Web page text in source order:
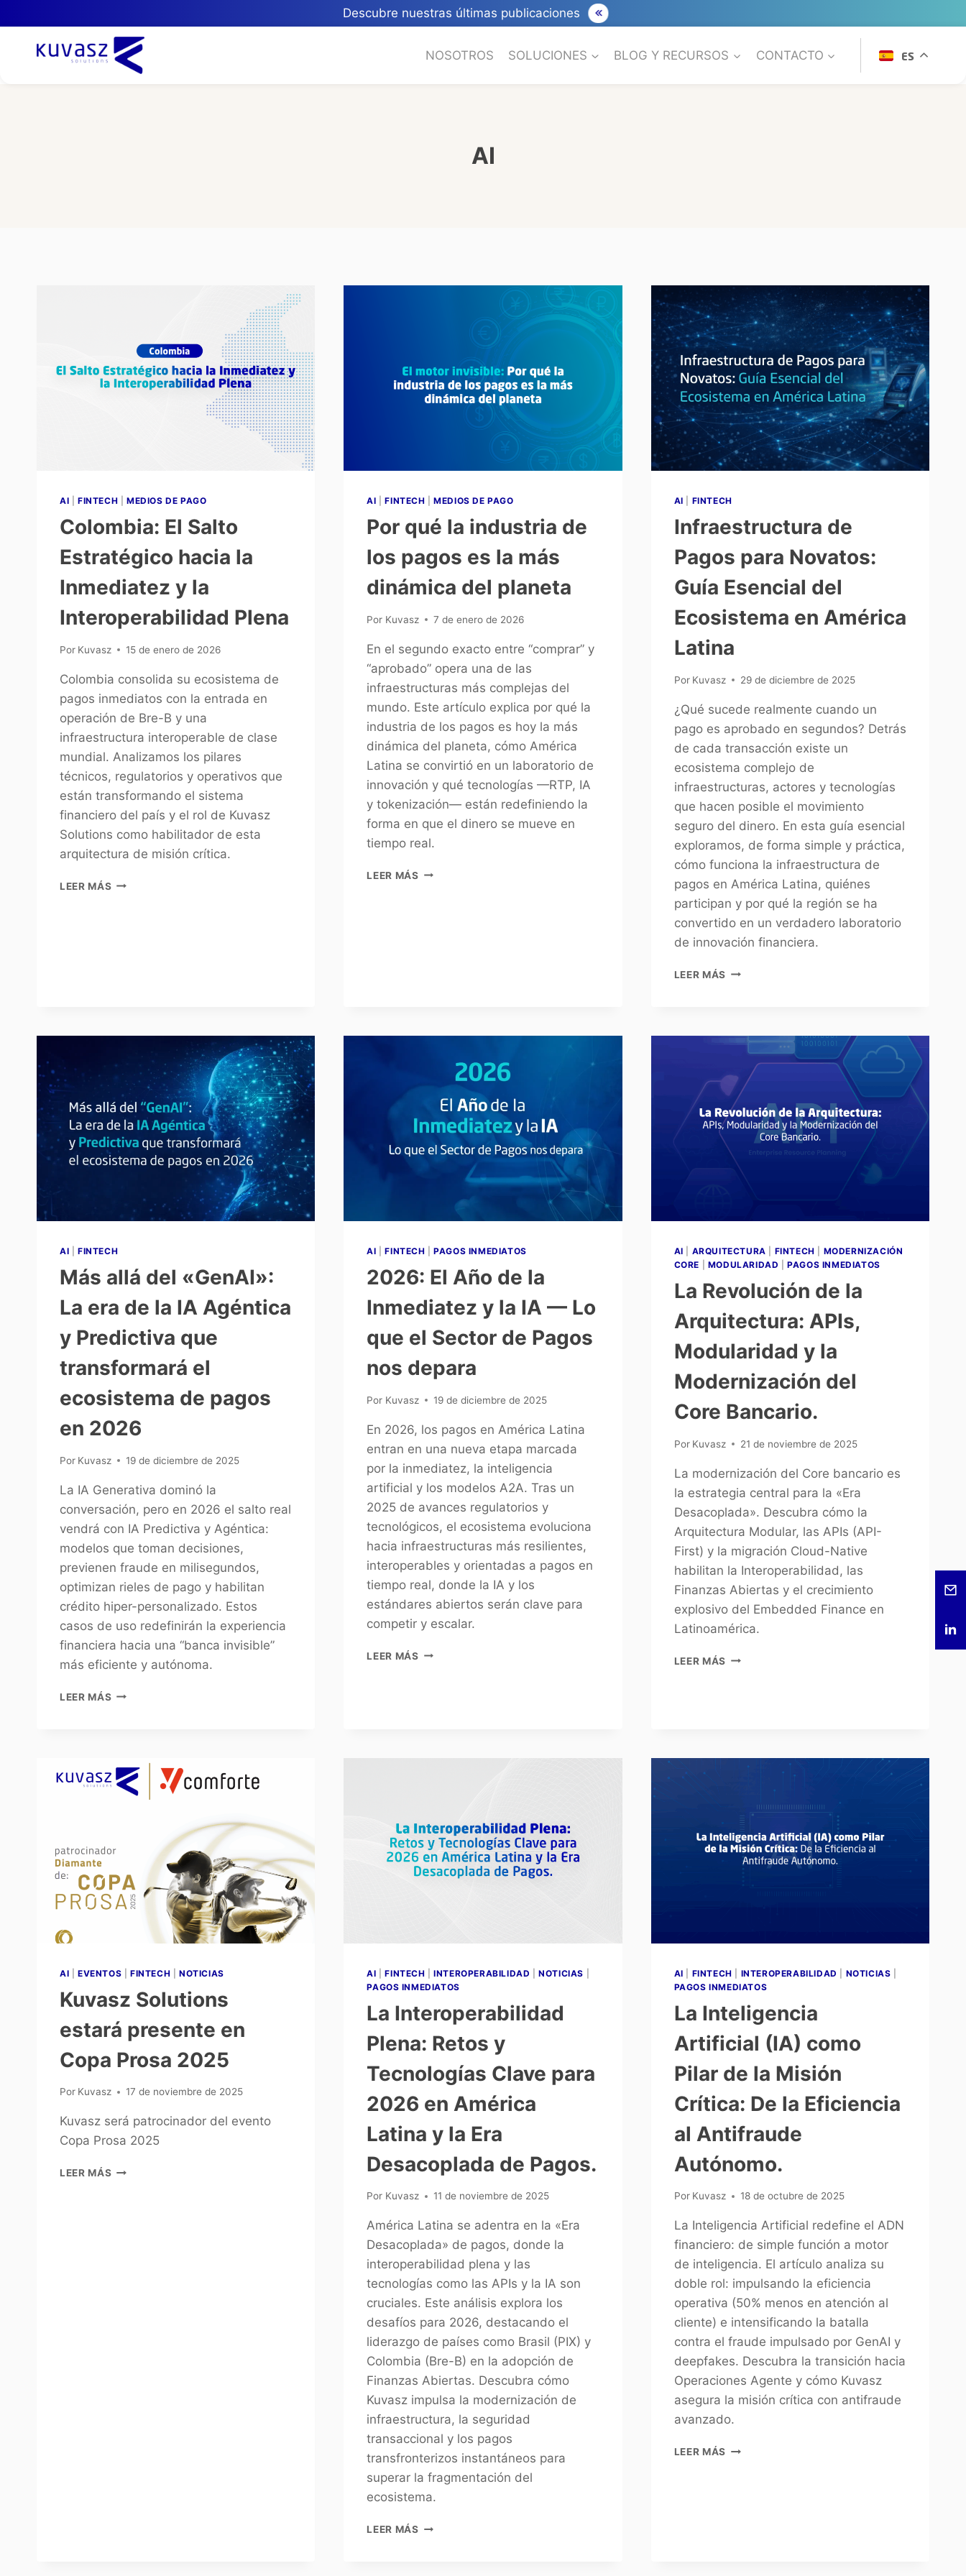
Descubre nuestras últimas publicaciones
NOSOTROS SOLUCIONES BLOG Y RECURSOS CONTACTO ES
AI
AI FINTECH MEDIOS DE PAGO
Colombia: El Salto
Estratégico hacia la
Inmediatez y la
Interoperabilidad Plena
Por Kuvasz 15 de enero de 2026
Colombia consolida su ecosistema de
pagos inmediatos con la entrada en
operación de Bre-B y una
infraestructura interoperable de clase
mundial. Analizamos los pilares
técnicos, regulatorios y operativos que
están transformando el sistema
financiero del país y el rol de Kuvasz
Solutions como habilitador de esta
arquitectura de misión crítica.
LEER MÁS
AI |FINTECH |MEDIOS DE PAGO
Por qué la industria de
los pagos es la más
dinámica del planeta
Por Kuvasz 7 de enero de 2026
En el segundo exacto entre “comprar” y
“aprobado” opera una de las
infraestructuras más complejas del
mundo. Este artículo explica por qué la
industria de los pagos es hoy la más
dinámica del planeta, cómo América
Latina se convirtió en un laboratorio de
innovación y qué tecnologías —RTP, IA
y tokenización— están redefiniendo la
forma en que el dinero se mueve en
tiempo real.
LEER MÁS
AI FINTECH
Infraestructura de
Pagos para Novatos:
Guía Esencial del
Ecosistema en América
Latina
Por Kuvasz 29 de diciembre de 2025
¿Qué sucede realmente cuando un
pago es aprobado en segundos? Detrás
de cada transacción existe un
ecosistema complejo de
infraestructuras, actores y tecnologías
que hacen posible el movimiento
seguro del dinero. En esta guía esencial
exploramos, de forma simple y práctica,
cómo funciona la infraestructura de
pagos en América Latina, quiénes
participan y por qué la región se ha
convertido en un verdadero laboratorio
de innovación financiera.
LEER MÁS
AI FINTECH
Más allá del «GenAI»:
La era de la IA Agéntica
y Predictiva que
transformará el
ecosistema de pagos
en 2026
Por Kuvasz 19 de diciembre de 2025
La IA Generativa dominó la
conversación, pero en 2026 el salto real
vendrá con IA Predictiva y Agéntica:
modelos que toman decisiones,
previenen fraude en milisegundos,
optimizan rieles de pago y habilitan
crédito hiper-personalizado. Estos
casos de uso redefinirán la experiencia
financiera hacia una “banca invisible”
más eficiente y autónoma.
LEER MÁS
AI |FINTECH |PAGOS INMEDIATOS
2026: El Año de la
Inmediatez y la IA — Lo
que el Sector de Pagos
nos depara
Por Kuvasz 19 de diciembre de 2025
En 2026, los pagos en América Latina
entran en una nueva etapa marcada
por la inmediatez, la inteligencia
artificial y los modelos A2A. Tras un
2025 de avances regulatorios y
tecnológicos, el ecosistema evoluciona
hacia infraestructuras más resilientes,
interoperables y orientadas a pagos en
tiempo real, donde la IA y los
estándares abiertos serán clave para
competir y escalar.
LEER MÁS
AI ARQUITECTURA FINTECH
MODERNIZACIÓN
CORE
MODULARIDAD |PAGOS INMEDIATOS
La Revolución de la
Arquitectura: APIs,
Modularidad y la
Modernización del
Core Bancario.
Por Kuvasz 21 de noviembre de 2025
La modernización del Core bancario es
la estrategia central para la «Era
Desacoplada». Descubra cómo la
Arquitectura Modular, las APIs (API-
First) y la migración Cloud-Native
habilitan la Interoperabilidad, las
Finanzas Abiertas y el crecimiento
explosivo del Embedded Finance en
Latinoamérica.
LEER MÁS
AI EVENTOS FINTECH NOTICIAS
Kuvasz Solutions
estará presente en
Copa Prosa 2025
Por Kuvasz 17 de noviembre de 2025
Kuvasz será patrocinador del evento
Copa Prosa 2025
LEER MÁS
AI |FINTECH |INTEROPERABILIDAD |NOTICIAS
PAGOS INMEDIATOS
La Interoperabilidad
Plena: Retos y
Tecnologías Clave para
2026 en América
Latina y la Era
Desacoplada de Pagos.
Por Kuvasz 11 de noviembre de 2025
América Latina se adentra en la «Era
Desacoplada» de pagos, donde la
interoperabilidad plena y las
tecnologías como las APIs y la IA son
cruciales. Este análisis explora los
desafíos para 2026, destacando el
liderazgo de países como Brasil (PIX) y
Colombia (Bre-B) en la adopción de
Finanzas Abiertas. Descubra cómo
Kuvasz impulsa la modernización de
infraestructura, la seguridad
transaccional y los pagos
transfronterizos instantáneos para
superar la fragmentación del
ecosistema.
LEER MÁS
AI FINTECH INTEROPERABILIDAD NOTICIAS
PAGOS INMEDIATOS
La Inteligencia
Artificial (IA) como
Pilar de la Misión
Crítica: De la Eficiencia
al Antifraude
Autónomo.
Por Kuvasz 18 de octubre de 2025
La Inteligencia Artificial redefine el ADN
financiero: de simple función a motor
de inteligencia. El artículo analiza su
doble rol: impulsando la eficiencia
operativa (50% menos en atención al
cliente) e intensificando la batalla
contra el fraude impulsado por GenAI y
deepfakes. Descubra la transición hacia
Operaciones Agente y cómo Kuvasz
asegura la misión crítica con antifraude
avanzado.
LEER MÁS